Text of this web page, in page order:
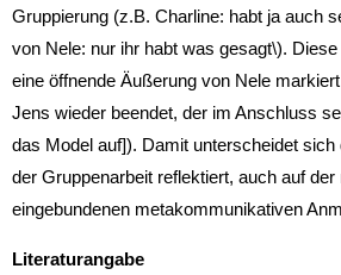
Gruppierung (z.B. Charline: habt ja auch
von Nele: nur ihr habt was gesagt\).
eine öffnende Äußerung von Nele
Jens wieder beendet, der im Anschluss
das Model auf]). Damit unterscheidet
der Gruppenarbeit reflektiert, auch auf
eingebundenen meta­kommunikativen
Literaturangabe